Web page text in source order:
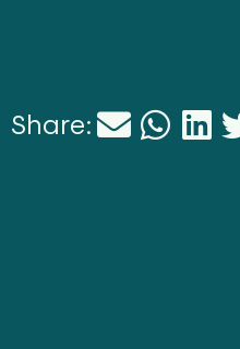
Share: